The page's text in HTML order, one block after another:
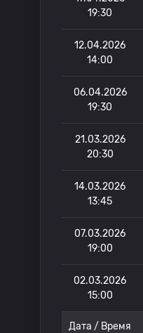
19:30
12.04.2026
14:00
06.04.2026
19:30
21.03.2026
20:30
14.03.2026
13:45
07.03.2026
19:00
02.03.2026
15:00
Дата / Время